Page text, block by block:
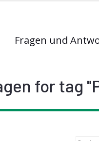
Fragen und
for tag